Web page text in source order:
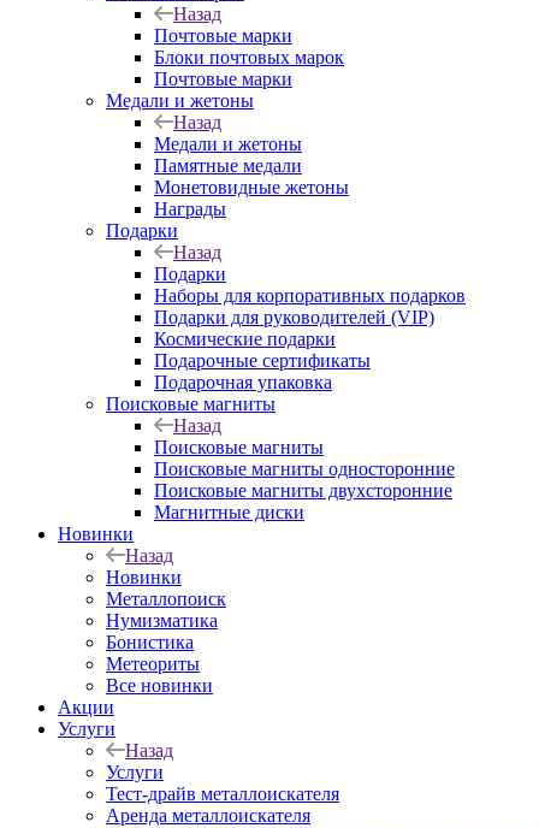
Назад
Почтовые марки
Блоки почтовых марок
Почтовые марки
Медали и жетоны
Назад
Медали и жетоны
Памятные медали
Монетовидные жетоны
Награды
Подарки
Назад
Подарки
Наборы для корпоративных подарков
Подарки для руководителей (VIP)
Космические подарки
Подарочные сертификаты
Подарочная упаковка
Поисковые магниты
Назад
Поисковые магниты
Поисковые магниты односторонние
Поисковые магниты двухсторонние
Магнитные диски
Новинки
Назад
Новинки
Металлопоиск
Нумизматика
Бонистика
Метеориты
Все новинки
Акции
Услуги
Назад
Услуги
Тест-драйв металлоискателя
Аренда металлоискателя